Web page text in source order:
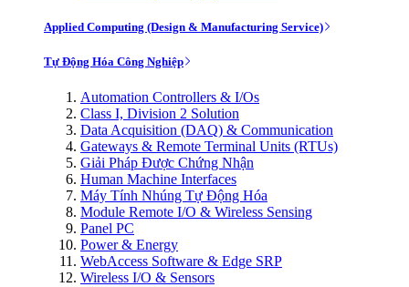
Applied Computing (Design & Manufacturing Service)
Tự Động Hóa Công Nghiệp
Automation Controllers & I/Os
Class I, Division 2 Solution
Data Acquisition (DAQ) & Communication
Gateways & Remote Terminal Units (RTUs)
Giải Pháp Được Chứng Nhận
Human Machine Interfaces
Máy Tính Nhúng Tự Động Hóa
Module Remote I/O & Wireless Sensing
Panel PC
Power & Energy
WebAccess Software & Edge SRP
Wireless I/O & Sensors